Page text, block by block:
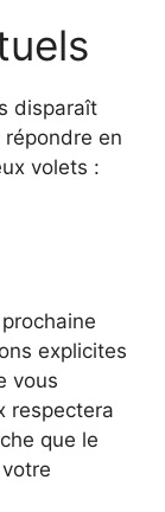
disparaît
en
volets :
explicites
vous
respectera
que le